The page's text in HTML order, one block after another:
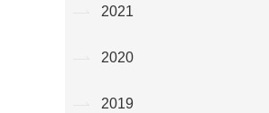
2021
2020
2019